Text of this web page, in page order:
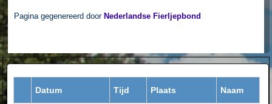
Pagina gegenereerd door Nederlandse Fierljepbond
Datum Tijd Plaats Naam